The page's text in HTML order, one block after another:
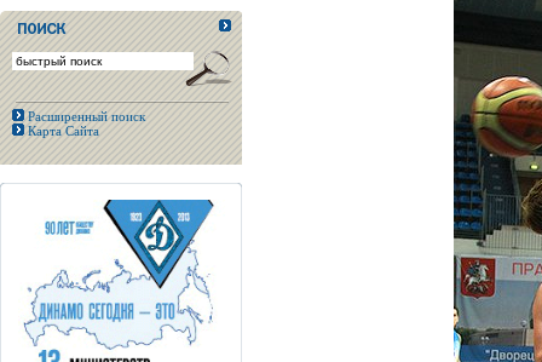
Расширенный поиск
Карта Сайта